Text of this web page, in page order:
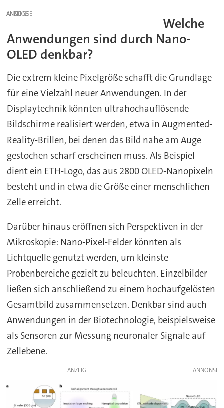
ANZEIGE
Welche
Anwendungen sind durch Nano-
OLED denkbar?
Die extrem kleine Pixelgröße schafft die Grundlage
für eine Vielzahl neuer Anwendungen. In der
Displaytechnik könnten ultrahochauflösende
Bildschirme realisiert werden, etwa in Augmented-
Reality-Brillen, bei denen das Bild nahe am Auge
gestochen scharf erscheinen muss. Als Beispiel
dient ein ETH-Logo, das aus 2800 OLED-Nanopixeln
besteht und in etwa die Größe einer menschlichen
Zelle erreicht.
Darüber hinaus eröffnen sich Perspektiven in der
Mikroskopie: Nano-Pixel-Felder könnten als
Lichtquelle genutzt werden, um kleinste
Probenbereiche gezielt zu beleuchten. Einzelbilder
ließen sich anschließend zu einem hochaufgelösten
Gesamtbild zusammensetzen. Denkbar sind auch
Anwendungen in der Biotechnologie, beispielsweise
als Sensoren zur Messung neuronaler Signale auf
Zellebene.
ANZEIGE